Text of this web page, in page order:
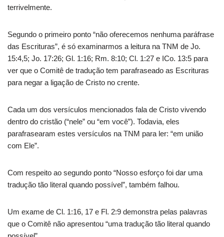
terrivelmente.
Segundo o primeiro ponto “não oferecemos nenhuma paráfrase
das Escrituras”, é só examinarmos a leitura na TNM de Jo.
15:4,5; Jo. 17:26; Gl. 1:16; Rm. 8:10; Cl. 1:27 e ICo. 13:5 para
ver que o Comitê de tradução tem parafraseado as Escrituras
para negar a ligação de Cristo no crente.
Cada um dos versículos mencionados fala de Cristo vivendo
dentro do cristão (“nele” ou “em você”). Todavia, eles
parafrasearam estes versículos na TNM para ler: “em união
com Ele”.
Com respeito ao segundo ponto “Nosso esforço foi dar uma
tradução tão literal quando possível”, também falhou.
Um exame de Cl. 1:16, 17 e Fl. 2:9 demonstra pelas palavras
que o Comitê não apresentou “uma tradução tão literal quando